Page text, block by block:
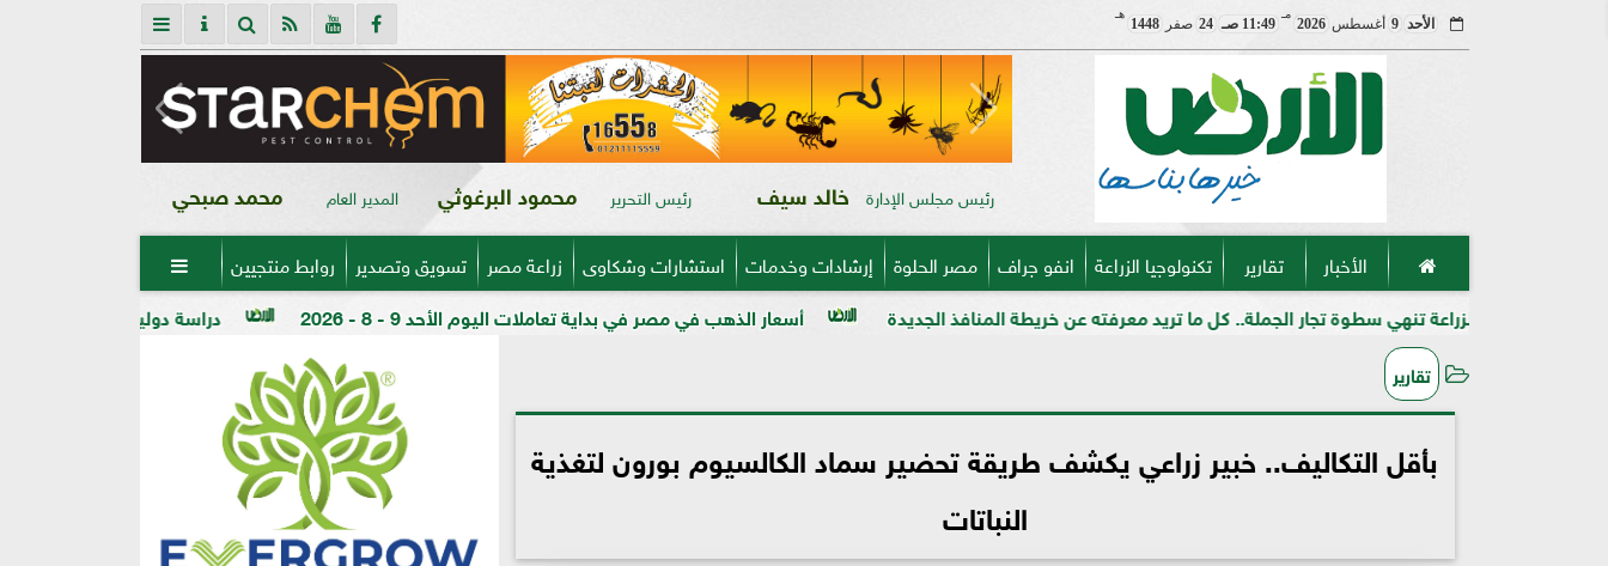
الأحد 9 أغسطس2026
مـ
11:49 صـ 24 صفر 1448
هـ
رئيس مجلس الإدارة خالد سيف رئيس التحرير محمود البرغوثي المدير العام محمد صبحي
الأخبار تقارير تكنولوجيا الزراعة انفو جراف مصر الحلوة إرشادات وخدمات استشارات وشكاوى زراعة مصر تسويق وتصدير روابط منتجيين 
دراسة دولية تكشف دور خمائر التربة المحلية في أسعار الذهب في مصر في بداية تعاملات اليوم الأحد 9 - 8 - 2026 تنهي سطوة تجار الجملة.. كل ما تريد معرفته عن خريطة المنافذ الجديدة
تقارير
بأقل التكاليف.. خبير زراعي يكشف طريقة تحضير سماد الكالسيوم بورون لتغذية
النباتات